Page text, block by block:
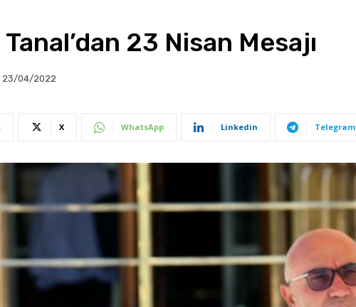
Tanal’dan 23 Nisan Mesajı
23/04/2022
X WhatsApp Linkedin Telegram